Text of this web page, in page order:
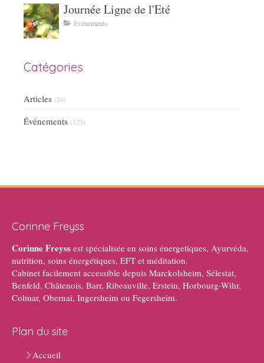
Journée Ligne de l'Eté
Événements
Catégories
Articles (24)
Événements (123)
Corinne Freyss
Corinne Freyss est spécialisée en soins énergetiques, Ayurvéda,
nutrition, soins énergétiques, EFT et méditation.
Cabinet facilement accessible depuis Marckolsheim, Sélestat,
Benfeld, Châtenois, Barr, Ribeauville, Erstein, Horbourg-Wihr,
Colmar, Obernai, Ingersheim ou Fegersheim.
Plan du site
Accueil